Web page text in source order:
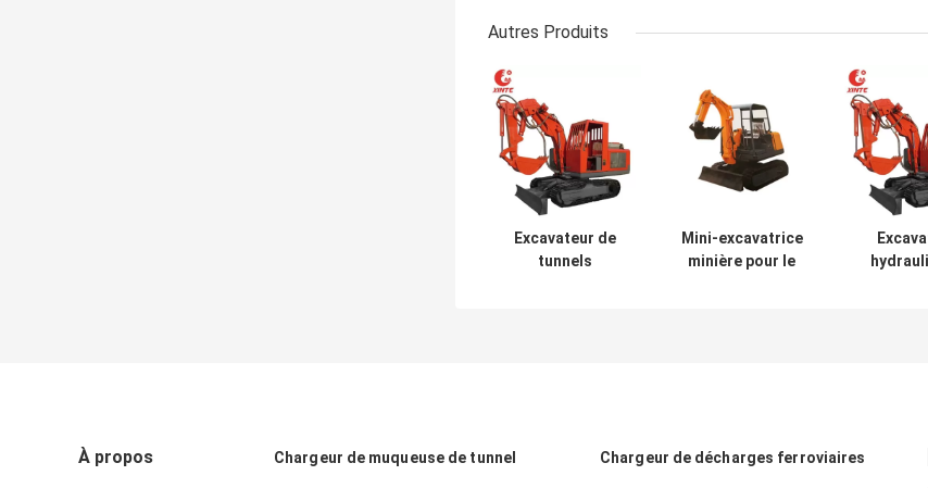
Autres Produits
Excavateur de
tunnels
Mini-excavatrice
minière pour le
À propos Chargeur de muqueuse de tunnel Chargeur de décharges ferroviaires